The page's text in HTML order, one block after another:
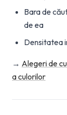
Bara de
de ea
Densitatea
→ Alegeri de
a culorilor